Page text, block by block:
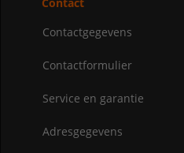
Contact
Contactgegevens
Contactformulier
Service en garantie
Adresgegevens